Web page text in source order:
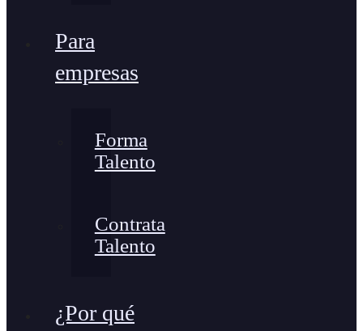
Para
empresas
Forma
Talento
Contrata
Talento
¿Por qué